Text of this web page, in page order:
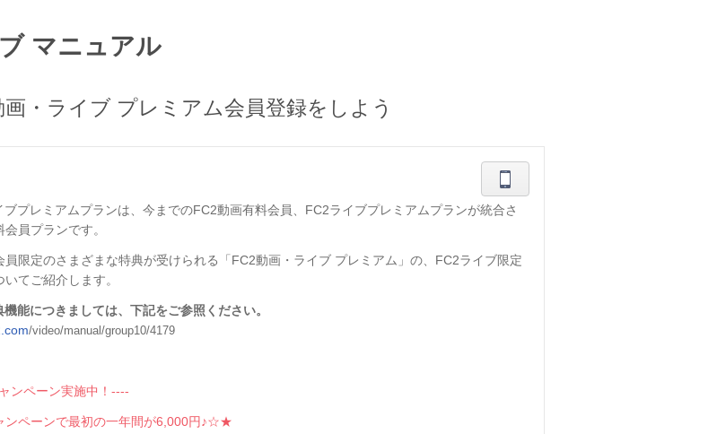
マニュアル
画・ライブ プレミアム会員登録をしよう
ブプレミアムプランは、今までのFC2動画有料会員、FC2ライブプレミアムプランが統合さ
員プランです。
員限定のさまざまな特典が受けられる「FC2動画・ライブ プレミアム」の、FC2ライブ限定
てご紹介します。
能につきましては、下記をご参照ください。
/video/manual/group10/4179
ンペーン実施中！----
ンペーンで最初の一年間が6,000円♪☆★